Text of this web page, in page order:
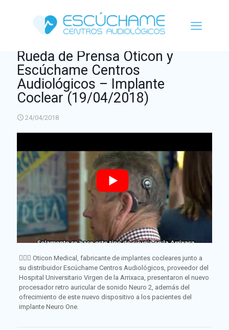
Rueda de Prensa Oticon y
Escúchame Centros
Audiológicos – Implante
Coclear (19/04/2018)
24/04/2018
👂🏻💙 Oticon Medical
, fabricante de implantes cocleares junto a
su distribuidorEscúchame Centros Audiológicos, proveedor del
Hospital Universitario Virgen de la Arrixaca , presentaron el nuevo
procesador retro auricular de sonido Neuro 2, además del
ofrecimiento de este nuevo dispositivo a los pacientes del
implante Neuro One.